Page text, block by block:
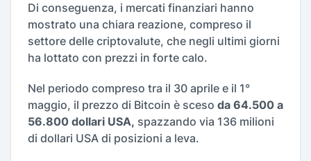
Di conseguenza, i mercati finanziari hanno
mostrato una chiara reazione, compreso il
settore delle criptovalute, che negli ultimi giorni
ha lottato con prezzi in forte calo.
Nel periodo compreso tra il 30 aprile e il 1°
maggio, il prezzo di Bitcoin è sceso da 64.500 a
56.800 dollari USA, spazzando via 136 milioni
di dollari USA di posizioni a leva.